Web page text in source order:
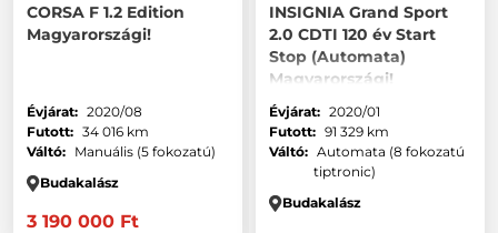
CORSA F 1.2 Edition
Magyarországi!
Évjárat: 2020/08
Futott: 34 016 km
Váltó: Manuális (5 fokozatú)
Budakalász
3 190 000 Ft
INSIGNIA Grand Sport
2.0 CDTI 120 év Start
Stop (Automata)
Magyarországi!
Évjárat: 2020/01
Futott: 91 329 km
Váltó: Automata (8 fokozatú
tiptronic)
Budakalász